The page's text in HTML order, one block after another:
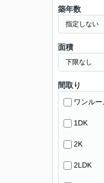
築年数
面積
間取り
ワンルー
1DK
2K
2LDK